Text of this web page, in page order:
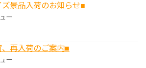
景品入荷のお知らせ■
ー
再入荷のご案内■
ー